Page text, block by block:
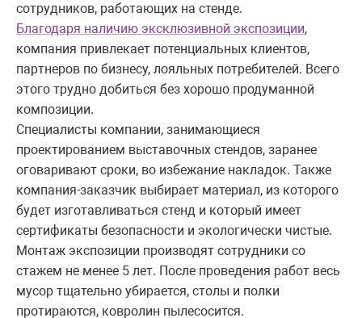
сотрудников, работающих на стенде.
Благодаря наличию эксклюзивной экспозиции,
компания привлекает потенциальных клиентов,
партнеров по бизнесу, лояльных потребителей. Всего
этого трудно добиться без хорошо продуманной
композиции.
Специалисты компании, занимающиеся
проектированием выставочных стендов, заранее
оговаривают сроки, во избежание накладок. Также
компания-заказчик выбирает материал, из которого
будет изготавливаться стенд и который имеет
сертификаты безопасности и экологически чистые.
Монтаж экспозиции производят сотрудники со
стажем не менее 5 лет. После проведения работ весь
мусор тщательно убирается, столы и полки
протираются, ковролин пылесосится.